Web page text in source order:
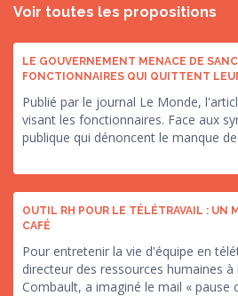
Voir toutes les propositions
LE GOUVERNEMENT MENACE DE
FONCTIONNAIRES QUI QUITTENT
Publié par le journal Le Monde,
visant les fonctionnaires. Face aux
publique qui dénoncent le manque
OUTIL RH POUR LE TÉLÉTRAVAIL : UN
CAFÉ
Pour entretenir la vie d'équipe en
directeur des ressources humaines
Combault, a imaginé le mail « pause